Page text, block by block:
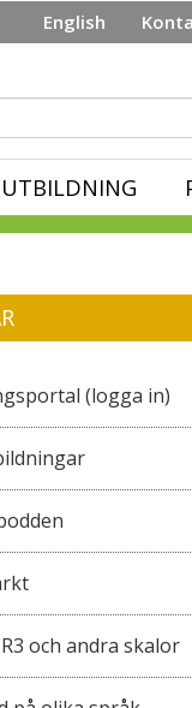
English
UTBILDNING
(logga in)
och andra skalor